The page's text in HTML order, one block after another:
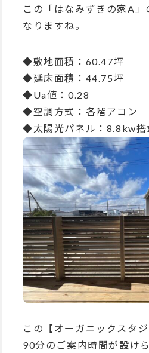
この「はなみずきの家A
なりますね。
◆敷地面積：60.47坪
◆延床面積：44.75坪
◆Ua値：0.28
◆空調方式：各階アコン
◆太陽光パネル：8.8kw搭
この【オーガニックスタ
90分のご案内時間が設け